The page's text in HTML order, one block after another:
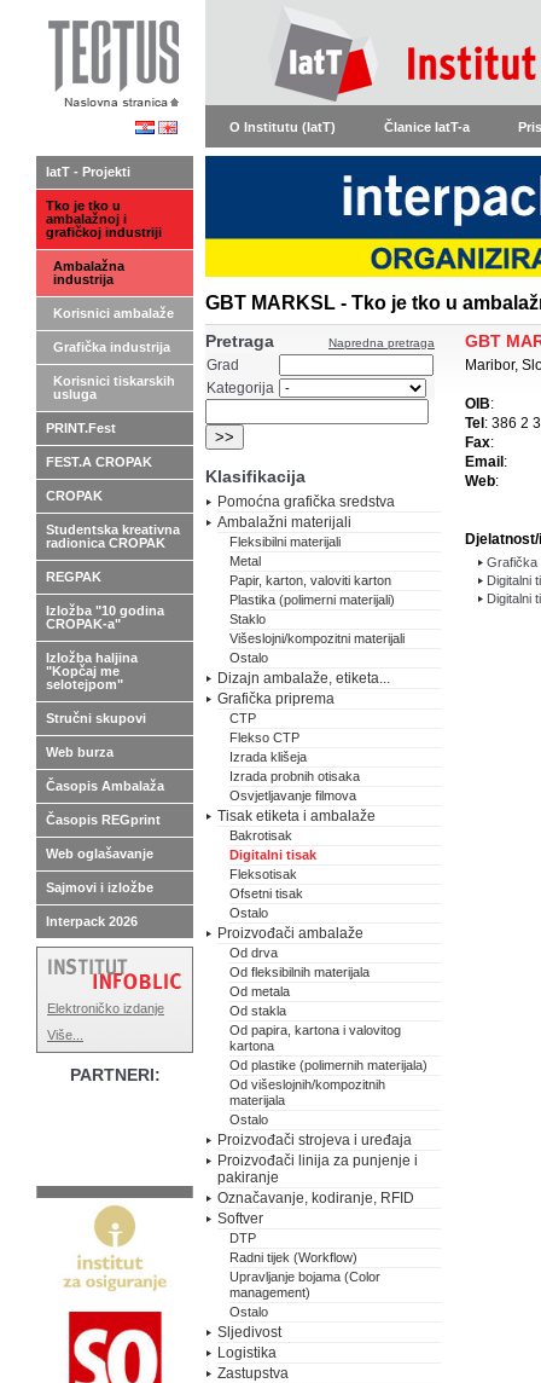
O Institutu (IatT) Članice IatT-a
GBT MARKSL - Tko je tko u
Napredna pretraga
Pretraga
Grad
Kategorija
Klasifikacija
Pomoćna grafička sredstva
Ambalažni materijali
Fleksibilni materijali
Metal
Papir, karton, valoviti karton
Plastika (polimerni materijali)
Staklo
Višeslojni/kompozitni materijali
Ostalo
Dizajn ambalaže, etiketa...
Grafička priprema
CTP
Flekso CTP
Izrada klišeja
Izrada probnih otisaka
Osvjetljavanje filmova
Tisak etiketa i ambalaže
Bakrotisak
Digitalni tisak
Fleksotisak
Ofsetni tisak
Ostalo
Proizvođači ambalaže
Od drva
Od fleksibilnih materijala
Od metala
Od stakla
Od papira, kartona i valovitog
kartona
Od plastike (polimernih materijala)
Od višeslojnih/kompozitnih
materijala
Ostalo
Proizvođači strojeva i uređaja
Proizvođači linija za punjenje i
pakiranje
Označavanje, kodiranje, RFID
Softver
DTP
Radni tijek (Workflow)
Upravljanje bojama (Color
management)
Ostalo
Sljedivost
Logistika
Zastupstva
GBT
Maribor,
OIB:
Tel : 386 2
Fax:
Email :
Web:
Djelatnost/i
Grafička
Digitalni
Digitalni
IatT - Projekti
Tko je tko u
ambalažnoj i
grafičkoj industriji
Ambalažna
industrija
Korisnici ambalaže
Grafička industrija
Korisnici tiskarskih
usluga
PRINT.Fest
FEST.A CROPAK
CROPAK
Studentska kreativna
radionica CROPAK
REGPAK
Izložba "10 godina
CROPAK-a"
Izložba haljina
"Kopčaj me
selotejpom"
Stručni skupovi
Web burza
Časopis Ambalaža
Časopis REGprint
Web oglašavanje
Sajmovi i izložbe
Interpack 2026
Elektroničko izdanje
Više...
PARTNERI: